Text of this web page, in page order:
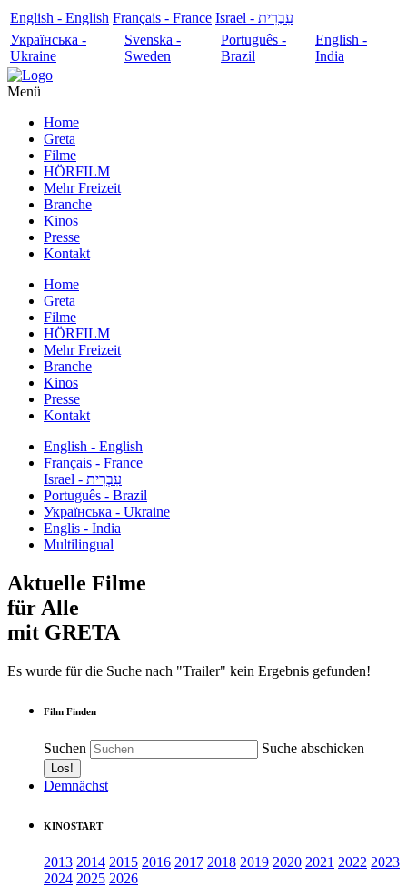
English - English Français - France
עִבְרִית - Israel
Українська -
Ukraine
Svenska -
Sweden
Português -
Brazil
English -
India
Menü
Home
Greta
Filme
HÖRFILM
Mehr Freizeit
Branche
Kinos
Presse
Kontakt
Home
Greta
Filme
HÖRFILM
Mehr Freizeit
Branche
Kinos
Presse
Kontakt
English - English
Français - France
עִבְרִית - Israel
Português - Brazil
Українська - Ukraine
Englis - India
Multilingual
Aktuelle Filme
für Alle
mit GRETA
Es wurde für die Suche nach "Trailer" kein Ergebnis gefunden!
Film Finden
Suchen Suche abschicken
Demnächst
KINOSTART
2013 2014 2015 2016 2017 2018 2019 2020 2021 2022 2023
2024 2025 2026